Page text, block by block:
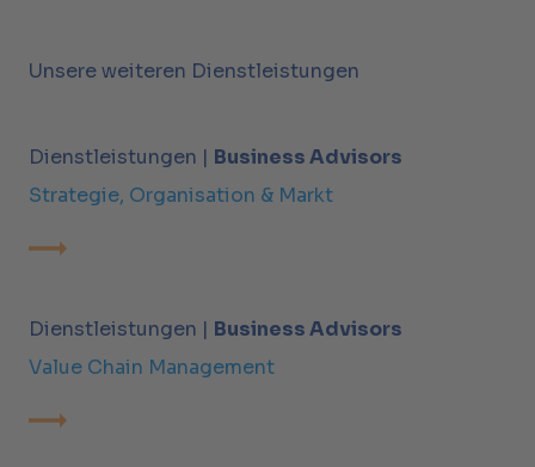
Unsere weiteren Dienstleistungen
Dienstleistungen | Business Advisors
Strategie, Organisation & Markt
Dienstleistungen | Business Advisors
Value Chain Management